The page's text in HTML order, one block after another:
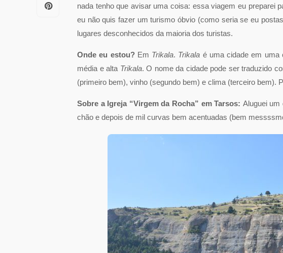
nada tenho que avisar uma coisa: essa viagem eu preparei
eu não quis fazer um turismo óbvio (como seria se eu
lugares desconhecidos da maioria dos turistas.
Onde eu estou? Em Trikala. Trikala é uma cidade em uma
média e alta Trikala. O nome da cidade pode ser traduzido
(primeiro bem), vinho (segundo bem) e clima (terceiro bem).
Sobre a Igreja “Virgem da Rocha” em Tarsos: Aluguei um
chão e depois de mil curvas bem acentuadas (bem